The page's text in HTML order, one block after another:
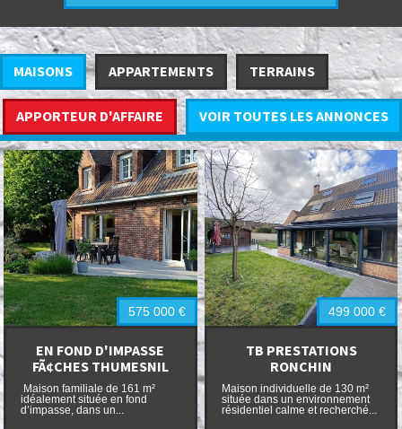
MAISONS APPARTEMENTS TERRAINS
VOIR TOUTES LES ANNONCES
APPORTEUR D'AFFAIRE
575 000 €
EN FOND D'IMPASSE
FÃ¢CHES THUMESNIL
Maison familiale de 161 m²
idéalement située en fond
d’impasse, dans un...
499 000 €
TB PRESTATIONS
RONCHIN
Maison individuelle de 130 m²
située dans un environnement
résidentiel calme et recherché...